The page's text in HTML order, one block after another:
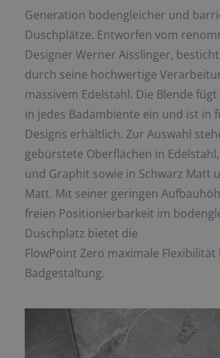
Generation bodengleicher und
Duschplätze. Entworfen vom
Designer Werner Aisslinger,
durch seine hochwertige
massivem Edelstahl. Die Blende
in jedes Badambiente ein und ist in
Designs erhältlich. Zur Auswahl
gebürstete Oberflächen in
und Graphit sowie in Schwarz Matt
Matt. Mit seiner geringen
freien Positionierbarkeit im
Duschplatz bietet die
FlowPoint Zero maximale Flexibilität
Badgestaltung.